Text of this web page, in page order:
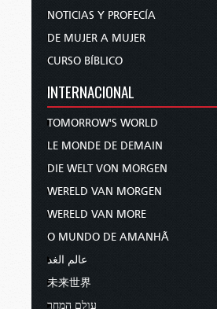
NOTICIAS Y PROFECÍA
DE MUJER A MUJER
CURSO BÍBLICO
INTERNACIONAL
TOMORROW'S WORLD
LE MONDE DE DEMAIN
DIE WELT VON MORGEN
WERELD VAN MORGEN
WERELD VAN MORE
O MUNDO DE AMANHÃ
عالم الغد
未来世界
עולם המחר